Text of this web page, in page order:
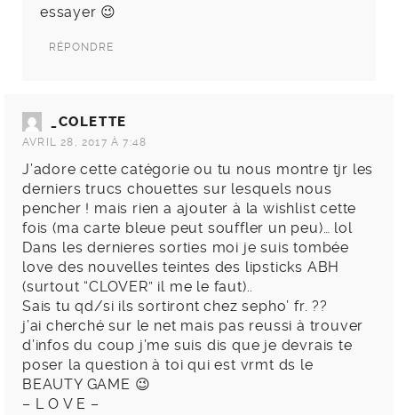
essayer 😉
RÉPONDRE
_COLETTE
AVRIL 28, 2017 À 7:48
J’adore cette catégorie ou tu nous montre tjr les
derniers trucs chouettes sur lesquels nous
pencher ! mais rien a ajouter à la wishlist cette
fois (ma carte bleue peut souffler un peu)… lol
Dans les dernieres sorties moi je suis tombée
love des nouvelles teintes des lipsticks ABH
(surtout “CLOVER” il me le faut)..
Sais tu qd/si ils sortiront chez sepho’ fr. ??
j’ai cherché sur le net mais pas reussi à trouver
d’infos du coup j’me suis dis que je devrais te
poser la question à toi qui est vrmt ds le
BEAUTY GAME 😉
– L O V E –